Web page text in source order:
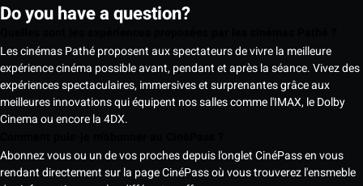
Do you have a question?
Les cinémas Pathé proposent aux spectateurs de vivre la meilleure
expérience cinéma possible avant, pendant et après la séance. Vivez des
expériences spectaculaires, immersives et surprenantes grâce aux
meilleures innovations qui équipent nos salles comme l'IMAX, le Dolby
Cinema ou encore la 4DX.
Abonnez vous ou un de vos proches depuis l'onglet CinéPass en vous
rendant directement sur la page CinéPass où vous trouverez l'ensmeble